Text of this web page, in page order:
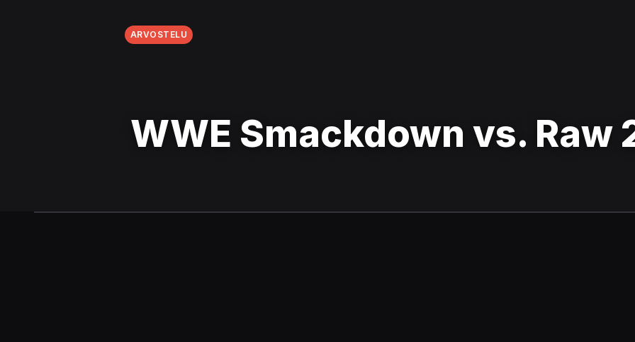
ARVOSTELU
WWE Smackdown vs. Raw